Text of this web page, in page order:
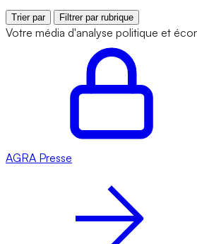
Trier par Filtrer par rubrique
Votre média d'analyse politique et
AGRA Presse